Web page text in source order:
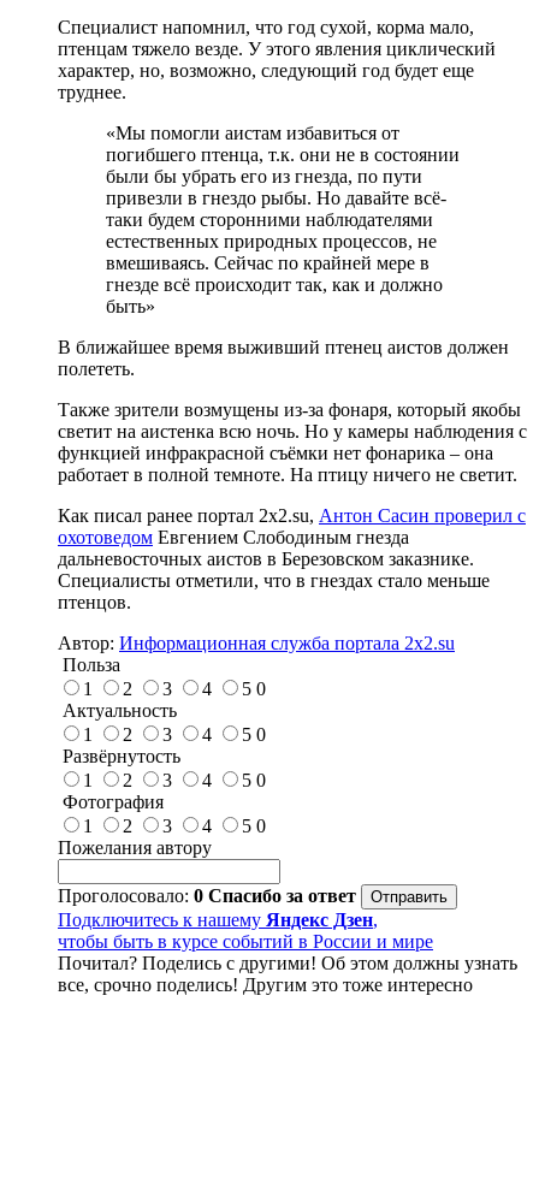
Специалист напомнил, что год сухой, корма мало,
птенцам тяжело везде. У этого явления циклический
характер, но, возможно, следующий год будет еще
труднее.
«Мы помогли аистам избавиться от
погибшего птенца, т.к. они не в состоянии
были бы убрать его из гнезда, по пути
привезли в гнездо рыбы. Но давайте всё-
таки будем сторонними наблюдателями
естественных природных процессов, не
вмешиваясь. Сейчас по крайней мере в
гнезде всё происходит так, как и должно
быть»
В ближайшее время выживший птенец аистов должен
полететь.
Также зрители возмущены из-за фонаря, который якобы
светит на аистенка всю ночь. Но у камеры наблюдения с
функцией инфракрасной съёмки нет фонарика – она
работает в полной темноте. На птицу ничего не светит.
Как писал ранее портал 2х2.su, Антон Сасин проверил с
охотоведом Евгением Слободиным гнезда
дальневосточных аистов в Березовском заказнике.
Специалисты отметили, что в гнездах стало меньше
птенцов.
Автор: Информационная служба портала 2x2.su
Польза
1
2 3 4 5 0
Актуальность
1
2 3 4 5 0
Развёрнутость
1
2 3 4 5 0
Фотография
1
2 3 4 5 0
Пожелания автору
Проголосовало: 0 Спасибо за ответ
Подключитесь к нашему Яндекс Дзен,
чтобы быть в курсе событий в России и мире
Почитал? Поделись с другими! Об этом должны узнать
все, срочно поделись! Другим это тоже интересно